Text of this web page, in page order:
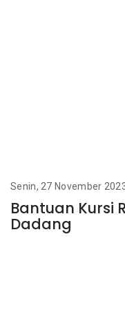
Senin, 27 November
Bantuan Kursi
Dadang